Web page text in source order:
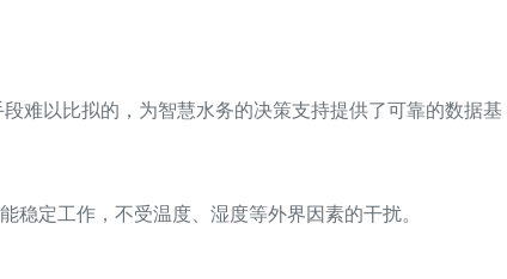
难以比拟的，为智慧水务的决策支持提供了可靠的数据基
定工作，不受温度、湿度等外界因素的干扰。